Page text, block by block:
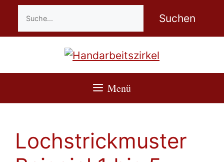
Zum
Inhalt
springen
Suchen
Menü
Lochstrickmuster